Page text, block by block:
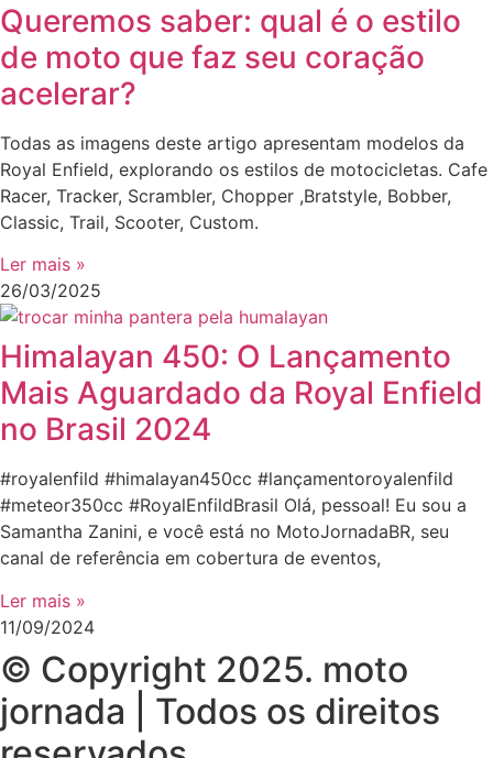
Queremos saber: qual é o estilo
de moto que faz seu coração
acelerar?
Todas as imagens deste artigo apresentam modelos da
Royal Enfield, explorando os estilos de motocicletas. Cafe
Racer, Tracker, Scrambler, Chopper ,Bratstyle, Bobber,
Classic, Trail, Scooter, Custom.
Ler mais »
26/03/2025
Himalayan 450: O Lançamento
Mais Aguardado da Royal Enfield
no Brasil 2024
#royalenfild #himalayan450cc #lançamentoroyalenfild
#meteor350cc #RoyalEnfildBrasil Olá, pessoal! Eu sou a
Samantha Zanini, e você está no MotoJornadaBR, seu
canal de referência em cobertura de eventos,
Ler mais »
11/09/2024
© Copyright 2025. moto
jornada | Todos os direitos